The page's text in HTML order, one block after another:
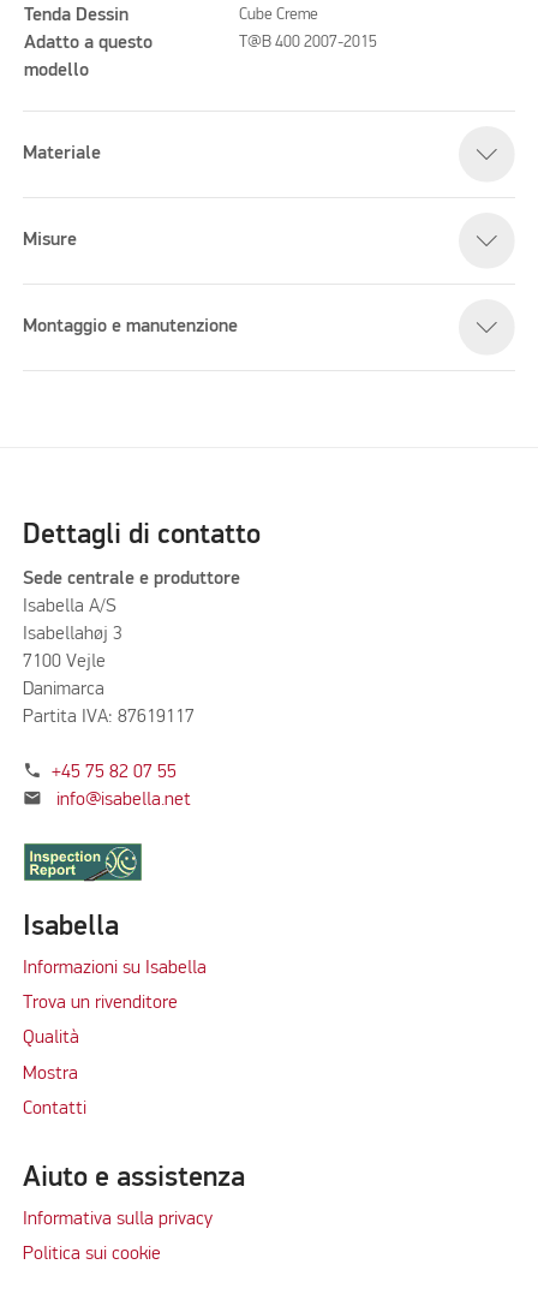
Tenda Dessin Cube Creme
Adatto a questo
modello
T@B 400 2007-2015
Materiale
Misure
Montaggio e manutenzione
Dettagli di contatto
Sede centrale e produttore
Isabella A/S
Isabellahøj 3
7100 Vejle
Danimarca
Partita IVA: 87619117
phone +45 75 82 07 55
mail info@isabella.net
Isabella
Informazioni su Isabella
Trova un rivenditore
Qualità
Mostra
Contatti
Aiuto e assistenza
Informativa sulla privacy
Politica sui cookie